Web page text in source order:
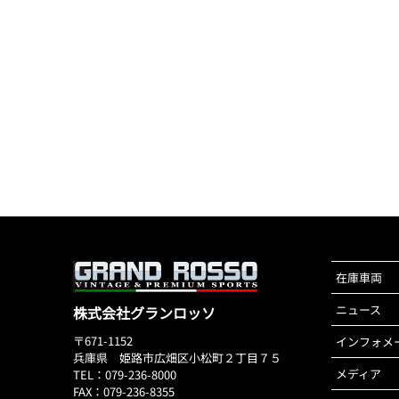
株式会社グランロッソ
〒671-1152
兵庫県 姫路市広畑区小松町２丁目７５
TEL：079-236-8000
FAX：079-236-8355
在庫車両
ニュース
インフォメ
メディア